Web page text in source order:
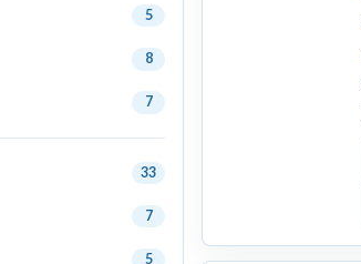
5
8
7
33
7
5